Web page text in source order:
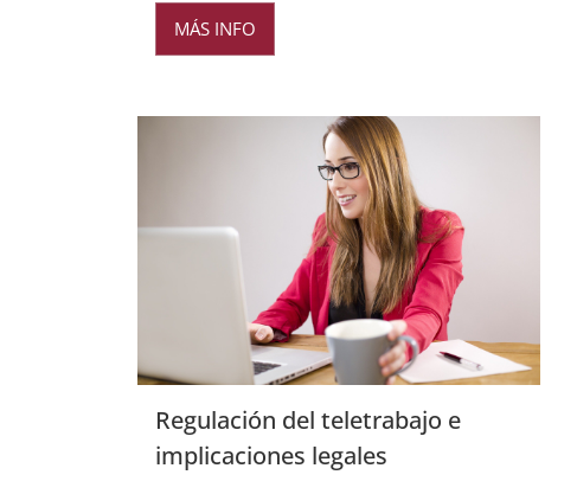
MÁS INFO
Regulación del teletrabajo e
implicaciones legales